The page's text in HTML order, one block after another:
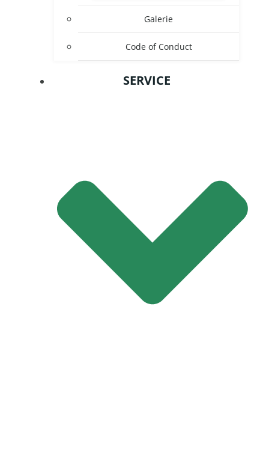
Galerie
Code of Conduct
SERVICE